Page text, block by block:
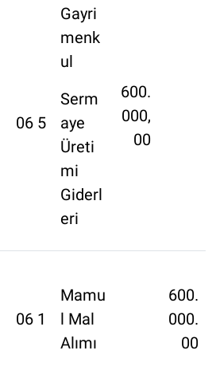
06 5
Gayri
menk
ul
Serm
aye
Üreti
mi
Giderl
eri
600.
000,
00
06 1
Mamu
l Mal
Alımı
600.
000.
00